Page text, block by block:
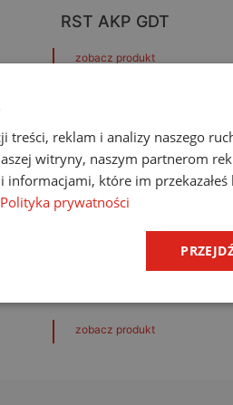
RST AKP GDT
zobacz produkt
zobacz produkt
treści, reklam i analizy naszego
witryny, naszym partnerom
informacjami, które im
Polityka prywatności